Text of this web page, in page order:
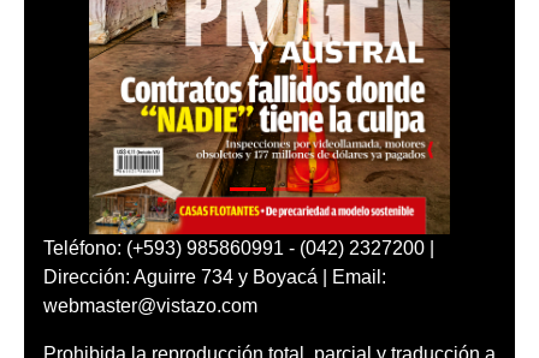
Teléfono: (+593) 985860991 - (042) 2327200 |
Dirección: Aguirre 734 y Boyacá | Email:
webmaster@vistazo.com
Prohibida la reproducción total, parcial y traducción a